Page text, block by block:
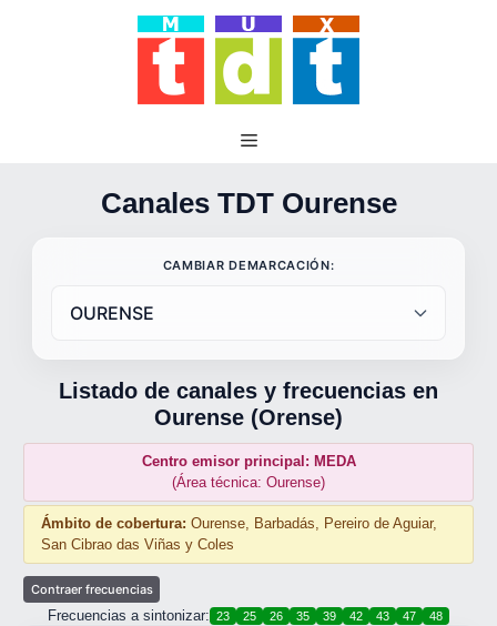
Canales TDT Ourense
CAMBIAR DEMARCACIÓN:
Listado de canales y frecuencias en
Ourense (Orense)
Centro emisor principal: MEDA
(Área técnica: Ourense)
Ámbito de cobertura: Ourense, Barbadás, Pereiro de Aguiar,
San Cibrao das Viñas y Coles
Frecuencias a sintonizar: 23 25 26 35 39 42 43 47 48